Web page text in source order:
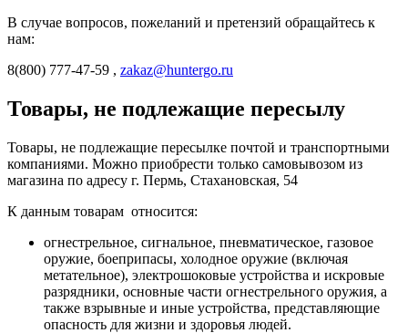
В случае вопросов, пожеланий и претензий обращайтесь к
нам:
8(800) 777-47-59 , zakaz@huntergo.ru
Товары, не подлежащие пересылу
Товары, не подлежащие пересылке почтой и транспортными
компаниями. Можно приобрести только самовывозом из
магазина по адресу г. Пермь, Стахановская, 54
К данным товарам относится:
огнестрельное, сигнальное, пневматическое, газовое
оружие, боеприпасы, холодное оружие (включая
метательное), электрошоковые устройства и искровые
разрядники, основные части огнестрельного оружия, а
также взрывные и иные устройства, представляющие
опасность для жизни и здоровья людей.